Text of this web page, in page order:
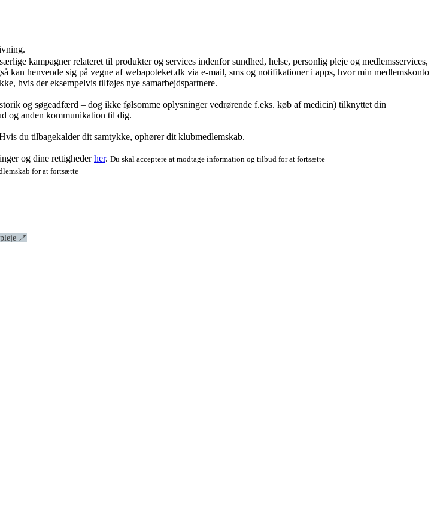
kampagner relateret til produkter og services indenfor sundhed, helse, personlig pleje og medlemsservices,
kan henvende sig på vegne af webapoteket.dk via e-mail, sms og notifikationer i apps, hvor min medlemskonto
hvis der eksempelvis tilføjes nye samarbejdspartnere.
og søgeadfærd – dog ikke følsomme oplysninger vedrørende f.eks. køb af medicin) tilknyttet din
og anden kommunikation til dig.
du tilbagekalder dit samtykke, ophører dit klubmedlemskab.
og dine rettighederher. Du skal acceptere at modtage information og tilbud for at fortsætte
for at fortsætte
🪥